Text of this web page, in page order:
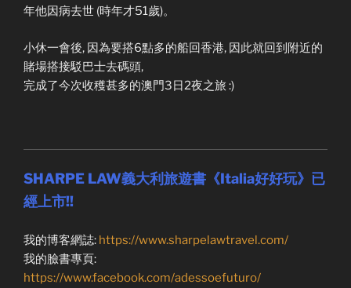
年他因病去世 (時年才51歲)。
小休一會後, 因為要搭6點多的船回香港, 因此就回到附近的
賭場搭接駁巴士去碼頭,
完成了今次收穫甚多的澳門3日2夜之旅 :)
SHARPE LAW義大利旅遊書《Italia好好玩》已
經上市!!
我的博客網誌: https://www.sharpelawtravel.com/
我的臉書專頁:
https://www.facebook.com/adessoefuturo/